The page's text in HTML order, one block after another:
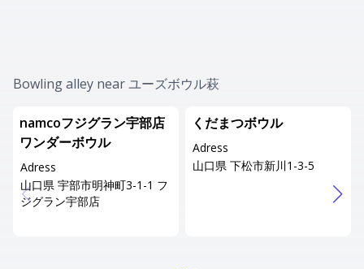
Bowling alley near ユーズボウル萩
namcoフジグラン宇部店
ワンダーボウル
Adress
山口県 宇部市明神町3-1-1 フ
ジグラン宇部店
くだまつボウル
Adress
山口県 下松市新川1-3-5